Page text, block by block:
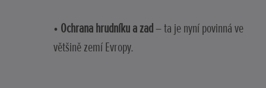
• Ochrana hrudníku a zad– ta je nyní povinná ve
většině zemí Evropy.